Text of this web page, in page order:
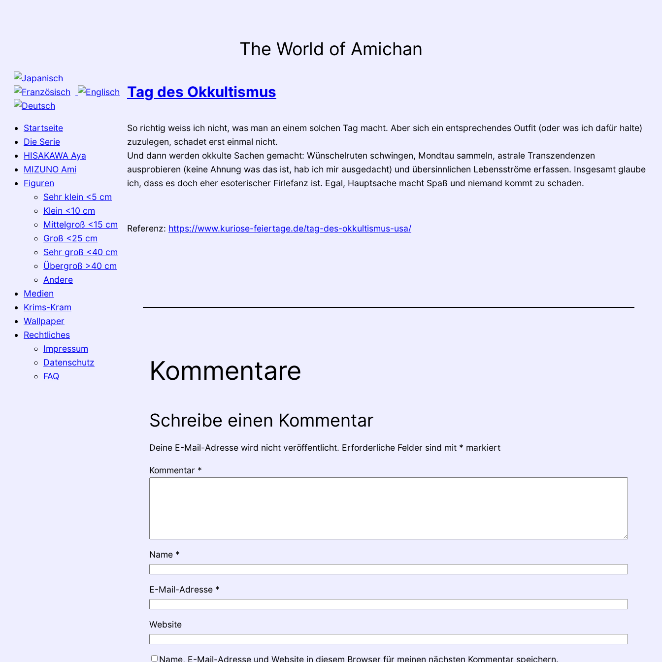
The World of Amichan
Startseite
Die Serie
HISAKAWA Aya
MIZUNO Ami
Figuren
Sehr klein <5 cm
Klein <10 cm
Mittelgroß <15 cm
Groß <25 cm
Sehr groß <40 cm
Übergroß >40 cm
Andere
Medien
Krims-Kram
Wallpaper
Rechtliches
Impressum
Datenschutz
FAQ
Tag des Okkultismus
So richtig weiss ich nicht, was man an einem solchen Tag macht. Aber sich ein entsprechendes Outfit (oder was ich dafür halte)
zuzulegen, schadet erst einmal nicht.
Und dann werden okkulte Sachen gemacht: Wünschelruten schwingen, Mondtau sammeln, astrale Transzendenzen
ausprobieren (keine Ahnung was das ist, hab ich mir ausgedacht) und übersinnlichen Lebensströme erfassen. Insgesamt glaube
ich, dass es doch eher esoterischer Firlefanz ist. Egal, Hauptsache macht Spaß und niemand kommt zu schaden.
Referenz: https://www.kuriose-feiertage.de/tag-des-okkultismus-usa/
Kommentare
Schreibe einen Kommentar
Deine E-Mail-Adresse wird nicht veröffentlicht. Erforderliche Felder sind mit * markiert
Kommentar *
Name *
E-Mail-Adresse *
Website
Name, E-Mail-Adresse und Website in diesem Browser für meinen nächsten Kommentar speichern.